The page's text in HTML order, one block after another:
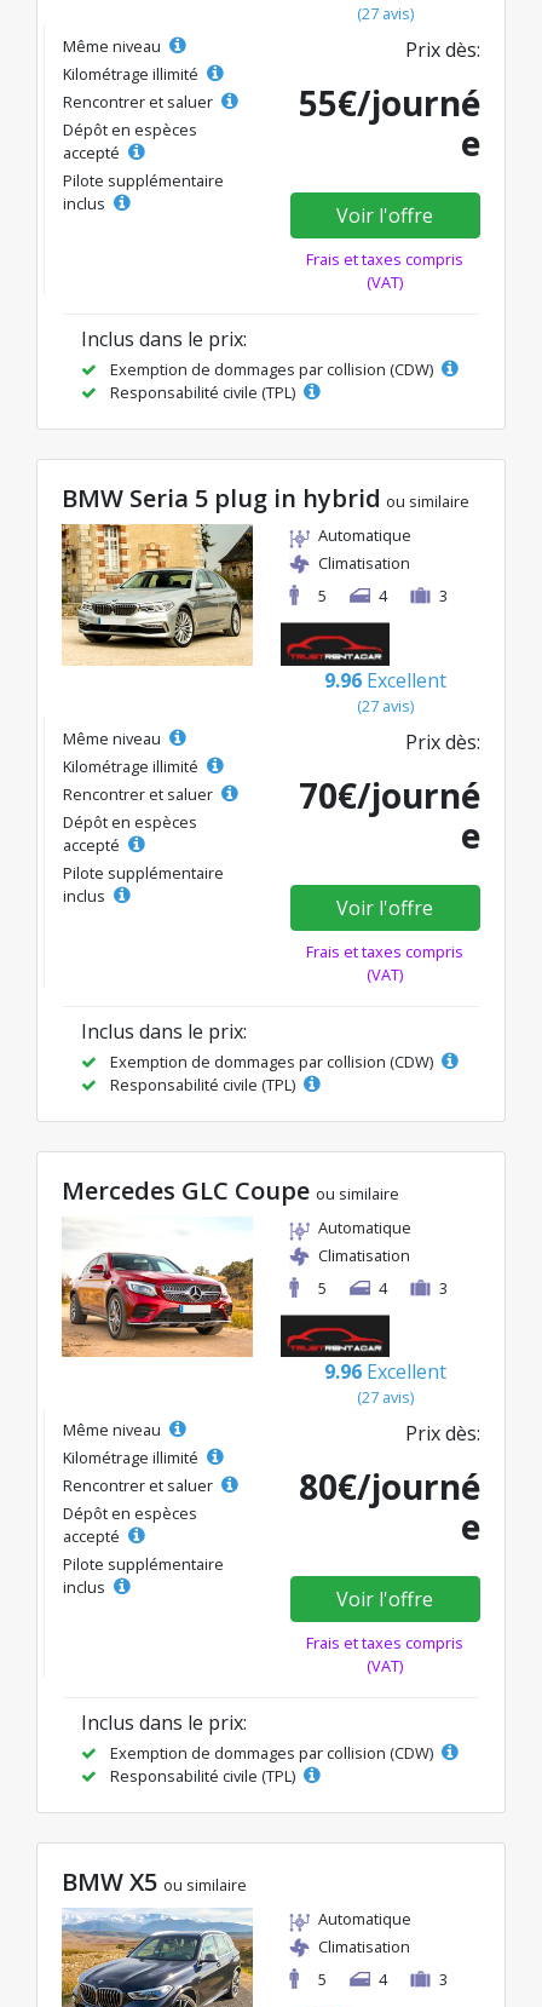
(27 avis)
Même niveau
Kilométrage illimité
Rencontrer et saluer
Dépôt en espèces
accepté
Pilote supplémentaire
inclus
Prix dès:
55€/journé
e
Voir l'offre
Frais et taxes compris
(VAT)
Inclus dans le prix:
Exemption de dommages par collision (CDW)
Responsabilité civile (TPL)
BMW Seria 5 plug in hybrid ou similaire
Automatique
Climatisation
5
4 3
9.96 Excellent
(27 avis)
Même niveau
Kilométrage illimité
Rencontrer et saluer
Dépôt en espèces
accepté
Pilote supplémentaire
inclus
Prix dès:
70€/journé
e
Voir l'offre
Frais et taxes compris
(VAT)
Inclus dans le prix:
Exemption de dommages par collision (CDW)
Responsabilité civile (TPL)
Mercedes GLC Coupe ou similaire
Automatique
Climatisation
5
4 3
9.96 Excellent
(27 avis)
Même niveau
Kilométrage illimité
Rencontrer et saluer
Dépôt en espèces
accepté
Pilote supplémentaire
inclus
Prix dès:
80€/journé
e
Voir l'offre
Frais et taxes compris
(VAT)
Inclus dans le prix:
Exemption de dommages par collision (CDW)
Responsabilité civile (TPL)
BMW X5 ou similaire
Automatique
Climatisation
5
4 3